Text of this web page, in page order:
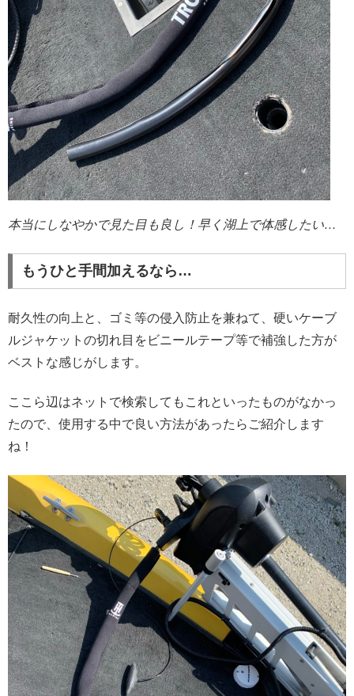
本当にしなやかで見た目も良し！早く湖上で体感したい…
もうひと手間加えるなら…
耐久性の向上と、ゴミ等の侵入防止を兼ねて、硬いケーブ
ルジャケットの切れ目をビニールテープ等で補強した方が
ベストな感じがします。
ここら辺はネットで検索してもこれといったものがなかっ
たので、使用する中で良い方法があったらご紹介します
ね！